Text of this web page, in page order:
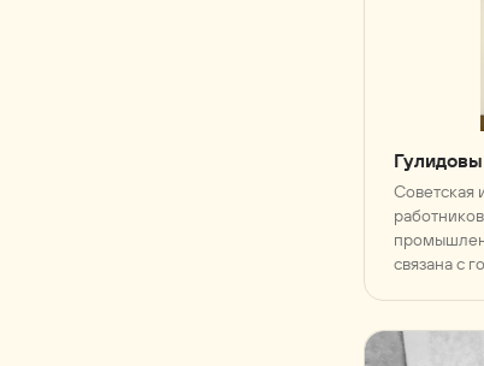
Гулидовы
Советская
связана с
„Бежицкая